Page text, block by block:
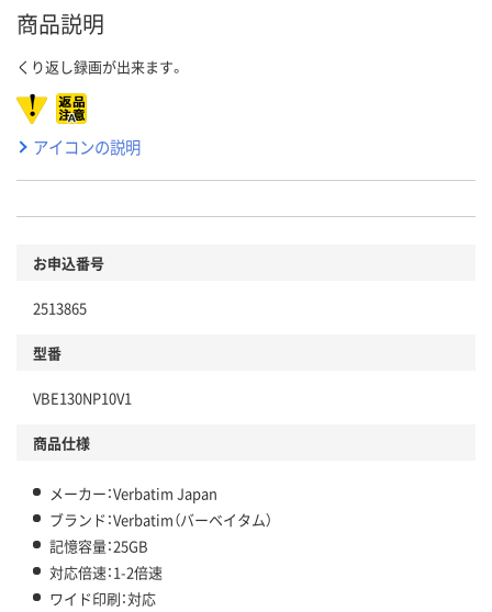
商品説明
くり返し録画が出来ます。
アイコンの説明
お申込番号
2513865
型番
VBE130NP10V1
商品仕様
メーカー：Verbatim Japan
ブランド：Verbatim（バーベイタム）
記憶容量：25GB
対応倍速：1-2倍速
ワイド印刷：対応